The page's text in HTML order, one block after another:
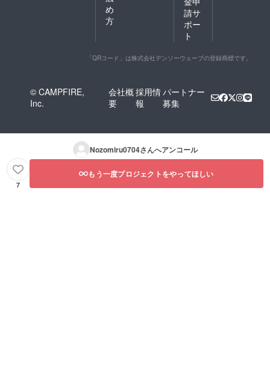
め
方
請サ
ポー
ト
「QRコード」は株式会社デンソーウェーブの登録商標です。
© CAMPFIRE,
Inc.
会社概
要
採用情
報
パートナー
募集
Nozomiru0704さんへアンコール
7
もう一度プロジェクトをやってほしい